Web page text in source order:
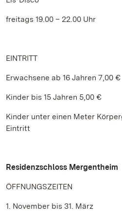
freitags 19.00 – 22.00 Uhr
EINTRITT
Erwachsene ab 16 Jahren 7,00 €
Kinder bis 15 Jahren 5,00 €
Kinder unter einen Meter
Eintritt
Residenzschloss Mergentheim
ÖFFNUNGSZEITEN
1. November bis 31. März